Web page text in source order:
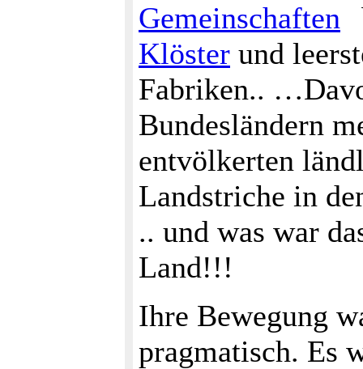
Gemeinschaften
Klöster und
Fabriken..
Bundesländern
entvölkerten
Landstriche in
.. und was war
Land!!!
Ihre Bewegung
pragmatisch. Es